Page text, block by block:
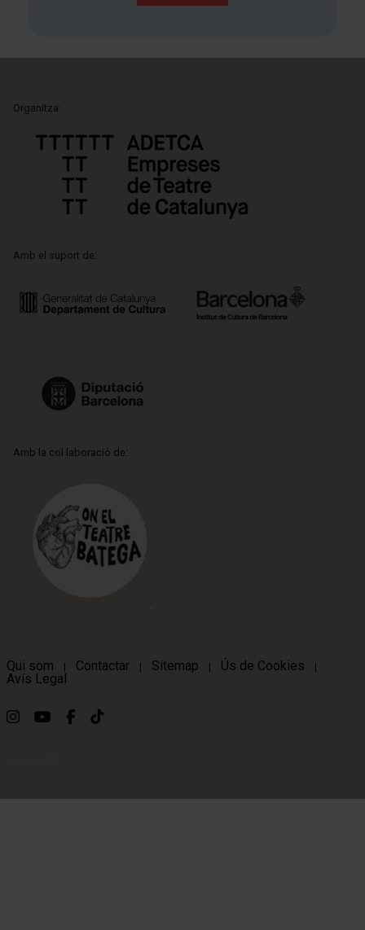
Organitza:
Amb el suport de:
Amb la col·laboració de:
Qui som | Contactar | Sitemap | Ús de Cookies |
Avís Legal
Link a instagram
Link a youtube
Link a facebook
Link a ticktok